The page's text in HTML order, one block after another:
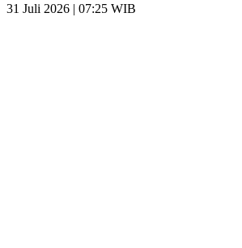
31 Juli 2026 | 07:25 WIB